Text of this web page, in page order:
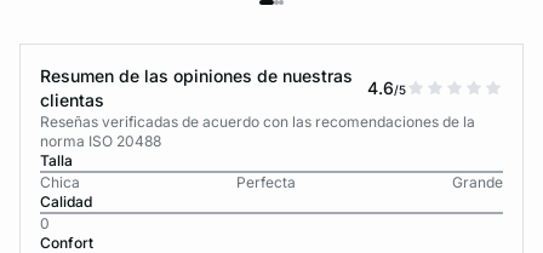
Resumen de las opiniones de nuestras
clientas
4.6/5
Reseñas verificadas de acuerdo con las recomendaciones de la
norma ISO 20488
Talla
Chica
Perfecta
Grande
Calidad
0
Confort